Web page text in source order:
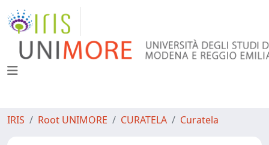
IRIS Root UNIMORE CURATELA Curatela